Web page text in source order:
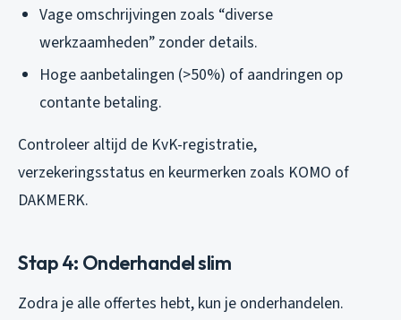
Vage omschrijvingen zoals “diverse
werkzaamheden” zonder details.
Hoge aanbetalingen (>50%) of aandringen op
contante betaling.
Controleer altijd de KvK-registratie,
verzekeringsstatus en keurmerken zoals KOMO of
DAKMERK.
Stap 4: Onderhandel slim
Zodra je alle offertes hebt, kun je onderhandelen.